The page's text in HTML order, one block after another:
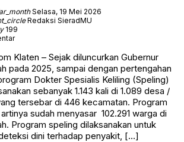
Selasa, 19 Mei 2026
Redaksi SieradMU
199
Klaten – Sejak diluncurkan Gubernur
pada 2025, sampai dengan pertengahan
Dokter Spesialis Keliling (Speling)
sebanyak 1.143 kali di 1.089 desa /
tersebar di 446 kecamatan. Program
sudah menyasar 102.291 warga di
Program speling dilaksanakan untuk
dini terhadap penyakit, […]